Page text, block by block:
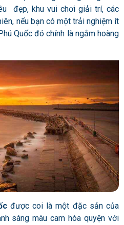
đẹp, khu vui chơi giải trí, các
nếu bạn có một trải nghiệm ít
Quốc đó chính là ngắm hoàng
được coi là một đặc sản của
sáng màu cam hòa quyện với